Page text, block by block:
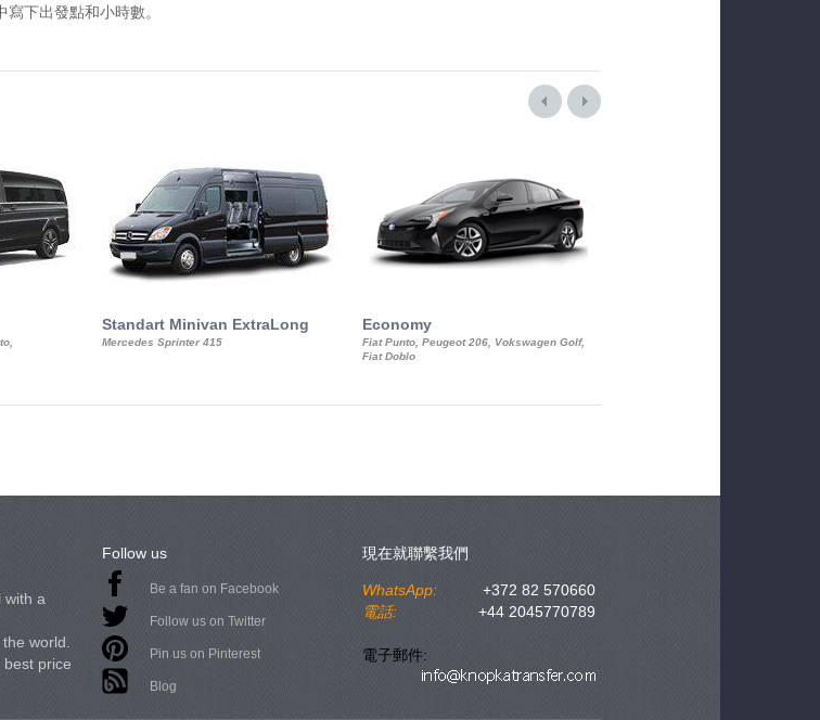
寫下出發點和小時數。
Standart Minivan ExtraLong
Mercedes Sprinter 415
Economy
Fiat Punto, Peugeot 206, Vokswagen Golf,
Fiat Doblo
with a
world.
price
Follow us
Be a fan on Facebook
Follow us on Twitter
Pin us on Pinterest
Blog
現在就聯繫我們
WhatsApp:
+372 82 570660
電話:
+44 2045770789
電子郵件: